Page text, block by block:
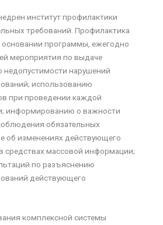
институт профилактики
требований. Профилактика
основании программы, ежегодно
мероприятия по выдаче
недопустимости нарушений
использованию
при проведении каждой
информированию о важности
обязательных
об изменениях действующего
средствах массовой информации;
по разъяснению
действующего
комплексной системы